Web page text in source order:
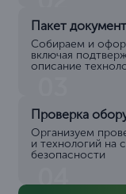
Пакет
Собираем и
включая
описание
Проверка
Организуем
и технологий на
безопасности
04